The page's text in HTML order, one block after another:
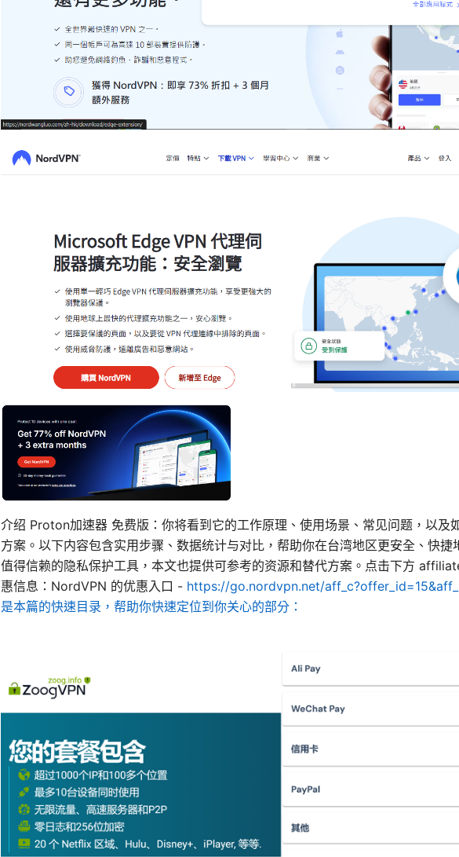
介绍 Proton加速器 免费版：你将看到它的工作原理、使用场景、常见问题，以及
方案。以下内容包含实用步骤、数据统计与对比，帮助你在台湾地区更安全、快捷
值得信赖的隐私保护工具，本文也提供可参考的资源和替代方案。点击下方
惠信息：NordVPN 的优惠入口 - https://go.nordvpn.net/
是本篇的快速目录，帮助你快速定位到你关心的部分：